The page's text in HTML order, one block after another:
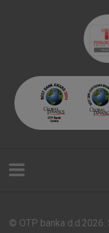
Poslovnice i bankomati
© OTP banka d.d.2026.